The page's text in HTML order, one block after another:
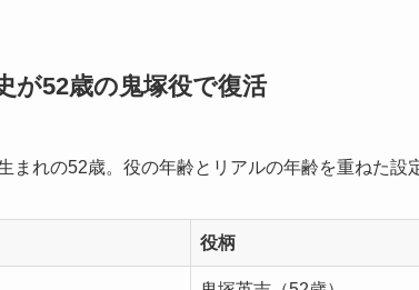
が52歳の鬼塚役で復活
まれの52歳。役の年齢とリアルの年齢を重ねた設
役柄